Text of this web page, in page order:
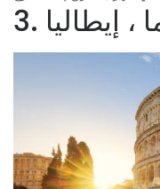
، إيطاليا